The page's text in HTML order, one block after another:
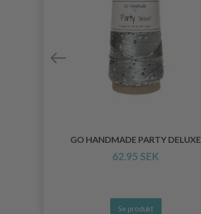
GO HANDMADE PARTY DELUXE
62.95 SEK
Se produkt